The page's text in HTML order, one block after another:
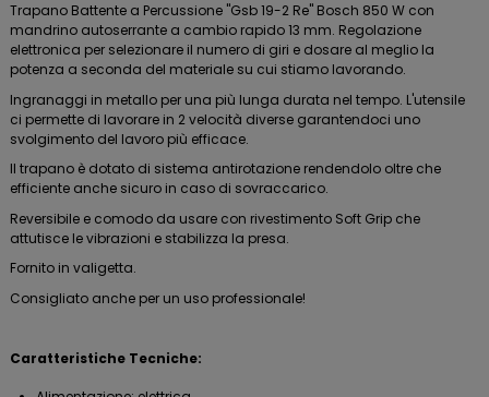
Trapano Battente a Percussione "Gsb 19-2 Re" Bosch 850 W con
mandrino autoserrante a cambio rapido 13 mm. Regolazione
elettronica per selezionare il numero di giri e dosare al meglio la
potenza a seconda del materiale su cui stiamo lavorando.
Ingranaggi in metallo per una più lunga durata nel tempo. L'utensile
ci permette di lavorare in 2 velocità diverse garantendoci uno
svolgimento del lavoro più efficace.
Il trapano è dotato di sistema antirotazione rendendolo oltre che
efficiente anche sicuro in caso di sovraccarico.
Reversibile e comodo da usare con rivestimento Soft Grip che
attutisce le vibrazioni e stabilizza la presa.
Fornito in valigetta.
Consigliato anche per un uso professionale!
Caratteristiche Tecniche: